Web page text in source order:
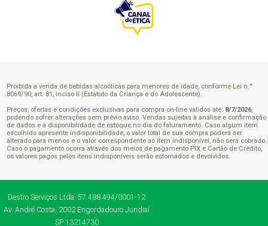
Proibida a venda de bebidas alcoólicas para menores de idade, conforme Lei n.°
8069/90, art. 81, inciso II (Estatuto da Criança e do Adolescente).
Preços, ofertas e condições exclusivas para compra on-line válidos até: 8/7/2026,
podendo sofrer alterações sem prévio aviso. Vendas sujeitas à análise e confirmação
de dados e à disponibilidade de estoque no dia do faturamento. Caso algum item
escolhido apresente indisponibilidade, o valor total de sua compra poderá ser
alterado para menos e o valor correspondente ao item indisponível, não será cobrado.
Caso o pagamento ocorra através dos meios de pagamento PIX e Cartão de Crédito,
os valores pagos pelos itens indisponíveis serão estornados e devolvidos.
Destro Serviços Ltda. 57.488.494/0001-12
Av. André Costa, 2002 Engordadouro Jundiaí
SP 13214730